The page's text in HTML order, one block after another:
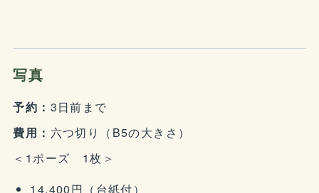
写真
予約： 3日前まで
費用： 六つ切り（B5の大きさ）
＜1ポーズ 1枚＞
14,400円（台紙付）